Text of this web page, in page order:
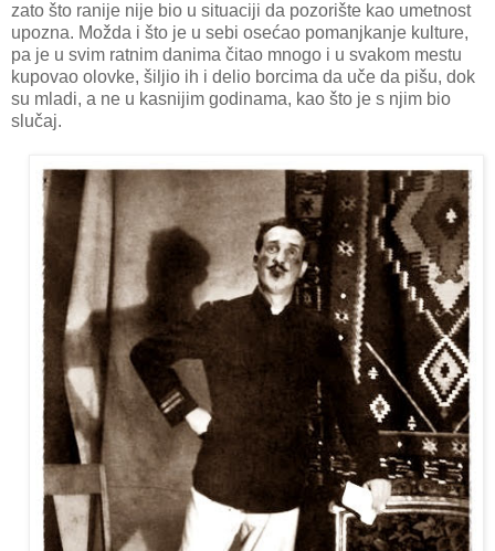
zato što ranije nije bio u situaciji da pozorište kao umetnost
upozna. Možda i što je u sebi osećao pomanjkanje kulture,
pa je u svim ratnim danima čitao mnogo i u svakom mestu
kupovao olovke, šiljio ih i delio borcima da uče da pišu, dok
su mladi, a ne u kasnijim godinama, kao što je s njim bio
slučaj.